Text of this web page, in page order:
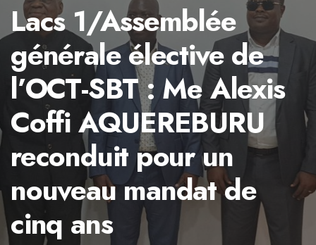
Lacs 1/Assemblée
générale élective de
l’OCT-SBT : Me Alexis
Coffi AQUEREBURU
reconduit pour un
nouveau mandat de
cinq ans